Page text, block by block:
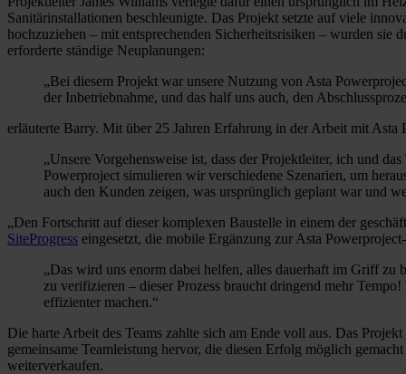
Sanitärinstallationen beschleunigte. Das Projekt setzte auf viele
hochzuziehen – mit entsprechenden Sicherheitsrisiken – wurden
erforderte ständige Neuplanungen:
„Bei diesem Projekt war unsere Nutzung von Asta
der Inbetriebnahme, und das half uns auch, den
erläuterte Barry. Mit über 25 Jahren Erfahrung in der Arbeit mit
„Unsere Vorgehensweise ist, dass der Projektleiter, ich und
Powerproject simulieren wir verschiedene Szenarien, um
auch den Kunden zeigen, was ursprünglich geplant war und
„Den Fortschritt auf dieser komplexen Baustelle in einem der
SiteProgress eingesetzt, die mobile Ergänzung zur Asta
„Das wird uns enorm dabei helfen, alles dauerhaft im Griff zu
zu verifizieren – dieser Prozess braucht dringend mehr
effizienter machen.“
Die harte Arbeit des Teams zahlte sich am Ende voll aus. Das
gemeinsame Teamleistung hervor, die diesen Erfolg möglich
weiterverkaufen.